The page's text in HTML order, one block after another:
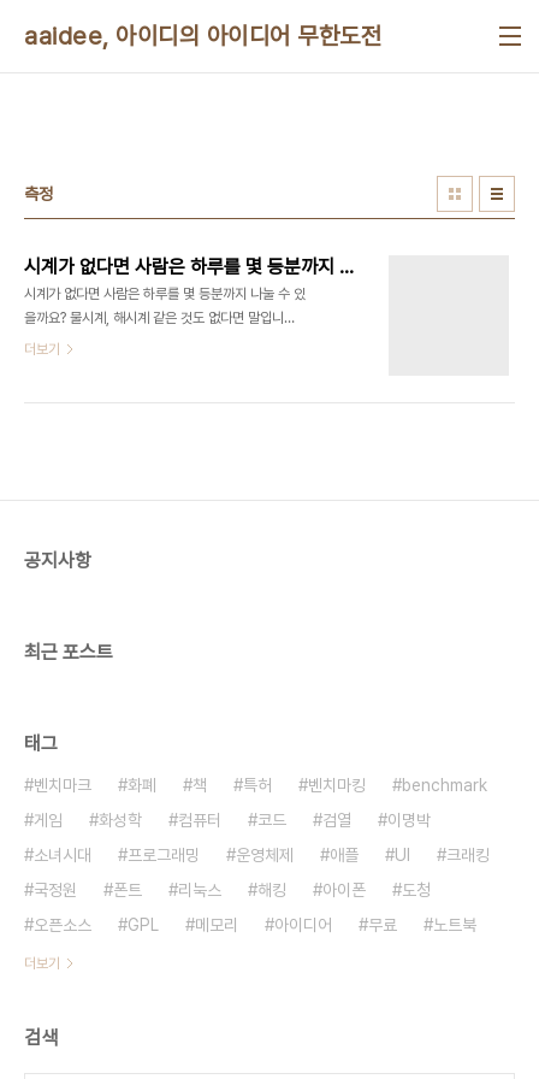
aaidee, 아이디의 아이디어 무한도전
측정
시계가 없다면 사람은 하루를 몇 등분까지 할 수 있을까요?
시계가 없다면 사람은 하루를 몇 등분까지 나눌 수 있
을까요? 물시계, 해시계 같은 것도 없다면 말입니다.
조선시대에는 시간 약속을 어떻게 했을까 궁금해하
http://news.naver.com/main/read.nhn?
더보기
공지사항
최근 포스트
태그
벤치마크 화폐 책 특허 벤치마킹
benchmark
게임
화성학 컴퓨터 코드 검열
이명박
소녀시대
프로그래밍 운영체제 애플 UI
크래킹
국정원
폰트 리눅스 해킹 아이폰
도청
오픈소스
GPL 메모리 아이디어 무료 노트북
더보기
검색